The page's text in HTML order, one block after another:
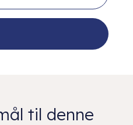
til denne